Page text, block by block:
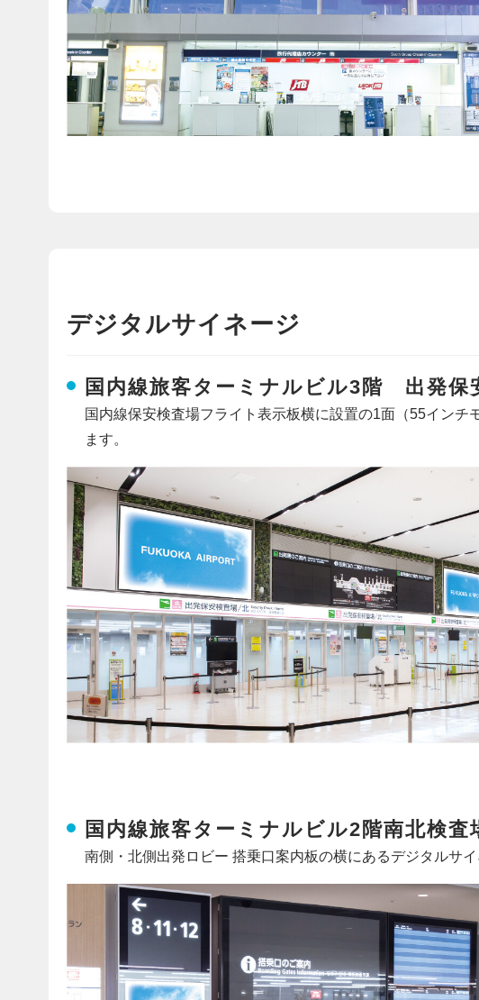
デジタルサイネージ
国内線旅客ターミナルビル3階 出発保
国内線保安検査場フライト表示板横に設置の1面（55イン
ます。
国内線旅客ターミナルビル2階南北検査
南側・北側出発ロビー 搭乗口案内板の横にあるデジタルサイ